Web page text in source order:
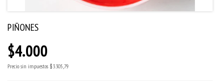
PIÑONES
$4.000
Precio sin impuestos $3.305,79